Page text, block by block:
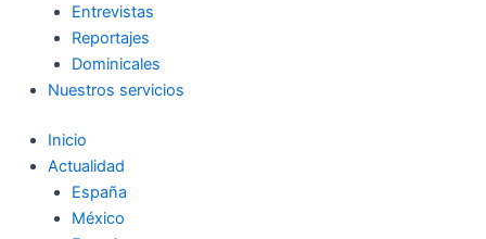
Entrevistas
Reportajes
Dominicales
Nuestros servicios
Inicio
Actualidad
España
México